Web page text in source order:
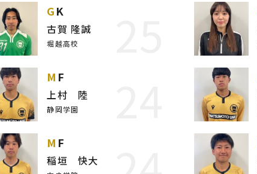
GK
古賀 隆誠
堀越高校
MF
上村 陸
静岡学園
MF
稲垣 快大